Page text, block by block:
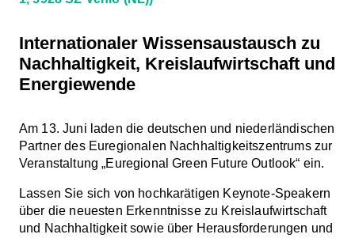
Internationaler Wissensaustausch zu
Nachhaltigkeit, Kreislaufwirtschaft und
Energiewende
Am 13. Juni laden die deutschen und niederländischen
Partner des Euregionalen Nachhaltigkeitszentrums zur
Veranstaltung „Euregional Green Future Outlook“ ein.
Lassen Sie sich von hochkarätigen Keynote-Speakern
über die neuesten Erkenntnisse zu Kreislaufwirtschaft
und Nachhaltigkeit sowie über Herausforderungen und